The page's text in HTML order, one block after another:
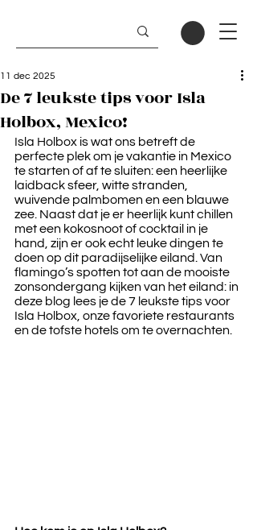
De 7 leukste tips voor Isla
Holbox, Mexico!
11 dec 2025
Isla Holbox is wat ons betreft de
perfecte plek om je vakantie in Mexico
te starten of af te sluiten: een heerlijke
laidback sfeer, witte stranden,
wuivende palmbomen en een blauwe
zee. Naast dat je er heerlijk kunt chillen
met een kokosnoot of cocktail in je
hand, zijn er ook echt leuke dingen te
doen op dit paradijselijke eiland. Van
flamingo’s spotten tot aan de mooiste
zonsondergang kijken van het eiland: in
deze blog lees je de 7 leukste tips voor
Isla Holbox, onze favoriete restaurants
en de tofste hotels om te overnachten.